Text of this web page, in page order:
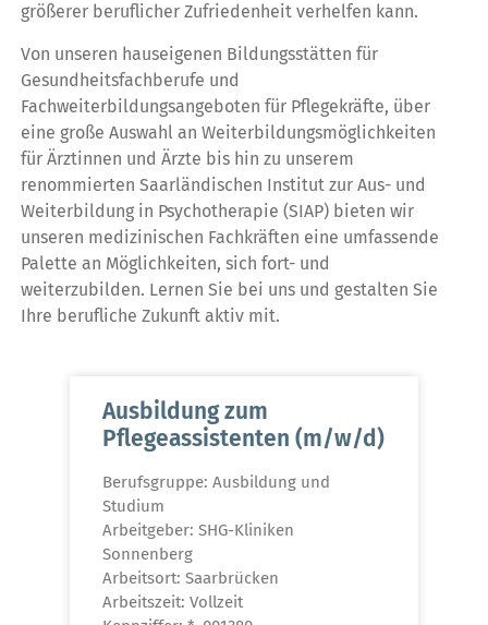
größerer beruflicher Zufriedenheit verhelfen kann.
Von unseren hauseigenen Bildungsstätten für
Gesundheitsfachberufe und
Fachweiterbildungsangeboten für Pflegekräfte, über
eine große Auswahl an Weiterbildungsmöglichkeiten
für Ärztinnen und Ärzte bis hin zu unserem
renommierten Saarländischen Institut zur Aus- und
Weiterbildung in Psychotherapie (SIAP) bieten wir
unseren medizinischen Fachkräften eine umfassende
Palette an Möglichkeiten, sich fort- und
weiterzubilden. Lernen Sie bei uns und gestalten Sie
Ihre berufliche Zukunft aktiv mit.
Ausbildung zum
Pflegeassistenten (m/w/d)
Berufsgruppe: Ausbildung und
Studium
Arbeitgeber: SHG-Kliniken
Sonnenberg
Arbeitsort: Saarbrücken
Arbeitszeit: Vollzeit